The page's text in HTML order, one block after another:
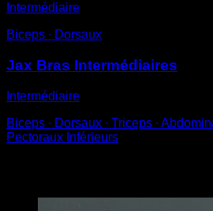
Intermédiaire
Biceps ∙ Dorsaux
Jax Bras Intermédiaires
Intermédiaire
Biceps ∙ Dorsaux ∙ Triceps ∙
Pectoraux Inférieurs